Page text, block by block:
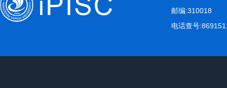
邮编:310018
电话查号